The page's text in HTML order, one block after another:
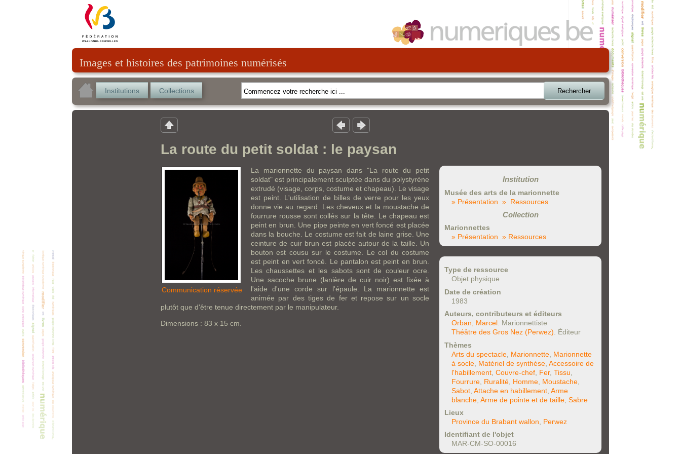
Images et histoires des patrimoines numérisés
Institutions Collections Rechercher
La route du petit soldat : le paysan
Communication réservée
La marionnette du paysan dans "La route du petit
soldat" est principalement sculptée dans du polystyrène
extrudé (visage, corps, costume et chapeau). Le visage
est peint. L'utilisation de billes de verre pour les yeux
donne vie au regard. Les cheveux et la moustache de
fourrure rousse sont collés sur la tête. Le chapeau est
peint en brun. Une pipe peinte en vert foncé est placée
dans la bouche. Le costume est fait de laine grise. Une
ceinture de cuir brun est placée autour de la taille. Un
bouton est cousu sur le costume. Le col du costume
est peint en vert foncé. Le pantalon est peint en brun.
Les chaussettes et les sabots sont de couleur ocre.
Une sacoche brune (lanière de cuir noir) est fixée à
l'aide d'une corde sur l'épaule. La marionnette est
animée par des tiges de fer et repose sur un socle
plutôt que d'être tenue directement par le manipulateur.
Dimensions : 83 x 15 cm.
Institution
Musée des arts de la marionnette
» Présentation » Ressources
Collection
Marionnettes
» Présentation » Ressources
Type de ressource
Objet physique
Date de création
1983
Auteurs, contributeurs et éditeurs
Orban, Marcel. Marionnettiste
Théâtre des Gros Nez (Perwez). Éditeur
Thèmes
Arts du spectacle Marionnette Marionnette
à socle Matériel de synthèse Accessoire de
l'habillement Couvre-chef Fer, Tissu
Fourrure Ruralité Homme Moustache
Sabot Attache en habillement Arme
blanche Arme de pointe et de taille Sabre
Lieux
Province du Brabant wallon
Perwez
Identifiant de l'objet
MAR-CM-SO-00016